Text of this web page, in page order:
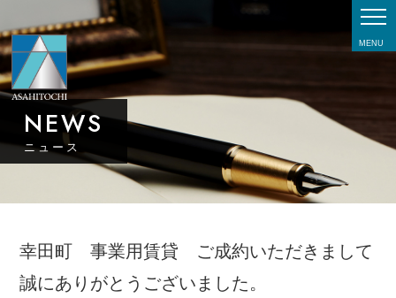
MENU
NEWS
ニュース
幸田町 事業用賃貸 ご成約いただきまして
誠にありがとうございました。